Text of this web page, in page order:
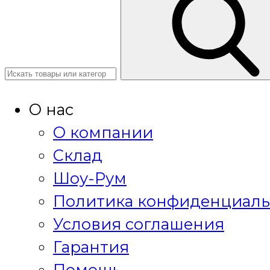
О нас
О компании
Склад
Шоу-Рум
Политика
Условия соглашения
Гарантия